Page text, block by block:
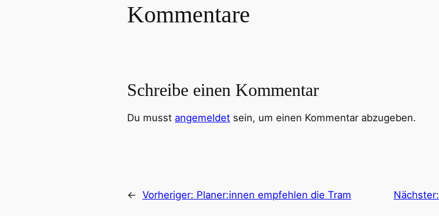
Kommentare
Schreibe einen Kommentar
Du musst angemeldet sein, um einen Kommentar abzugeben.
← Vorheriger: Planer:innen empfehlen die Tram Nächster: